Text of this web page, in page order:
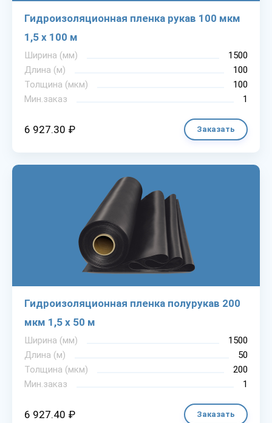
Гидроизоляционная пленка рукав 100 мкм
1,5 х 100 м
Ширина (мм)
1500
Длина (м)
100
Толщина (мкм)
100
Мин.заказ
1
6 927.30 ₽ Заказать
Гидроизоляционная пленка полурукав 200
мкм 1,5 х 50 м
Ширина (мм)
1500
Длина (м)
50
Толщина (мкм)
200
Мин.заказ
1
6 927.40 ₽ Заказать